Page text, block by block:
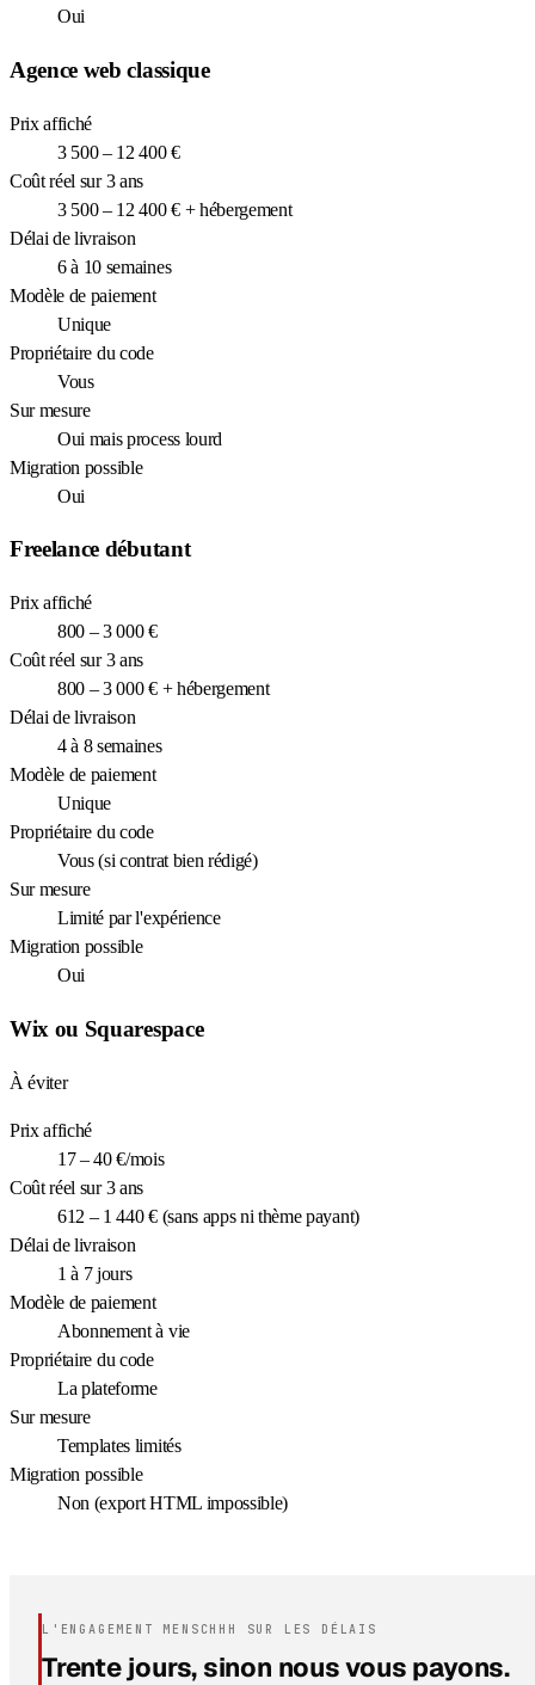
Oui
Agence web classique
Prix affiché
3 500 – 12 400 €
Coût réel sur 3 ans
3 500 – 12 400 € + hébergement
Délai de livraison
6 à 10 semaines
Modèle de paiement
Unique
Propriétaire du code
Vous
Sur mesure
Oui mais process lourd
Migration possible
Oui
Freelance débutant
Prix affiché
800 – 3 000 €
Coût réel sur 3 ans
800 – 3 000 € + hébergement
Délai de livraison
4 à 8 semaines
Modèle de paiement
Unique
Propriétaire du code
Vous (si contrat bien rédigé)
Sur mesure
Limité par l'expérience
Migration possible
Oui
Wix ou Squarespace
À éviter
Prix affiché
17 – 40 €/mois
Coût réel sur 3 ans
612 – 1 440 € (sans apps ni thème payant)
Délai de livraison
1 à 7 jours
Modèle de paiement
Abonnement à vie
Propriétaire du code
La plateforme
Sur mesure
Templates limités
Migration possible
Non (export HTML impossible)
L'ENGAGEMENT MENSCHHH SUR LES DÉLAIS
Trente jours, sinon nous vous payons.